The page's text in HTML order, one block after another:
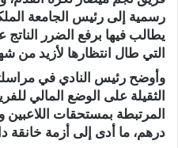
ن
ي
ا
رسمية إلى رئيس الجامعة
يطالب فيها برفع الضرر
التي طال انتظارها لأزيد من
وأوضح رئيس النادي في
الثقيلة على الوضع المالي
درهم، ما أدى إلى أزمة خانقة